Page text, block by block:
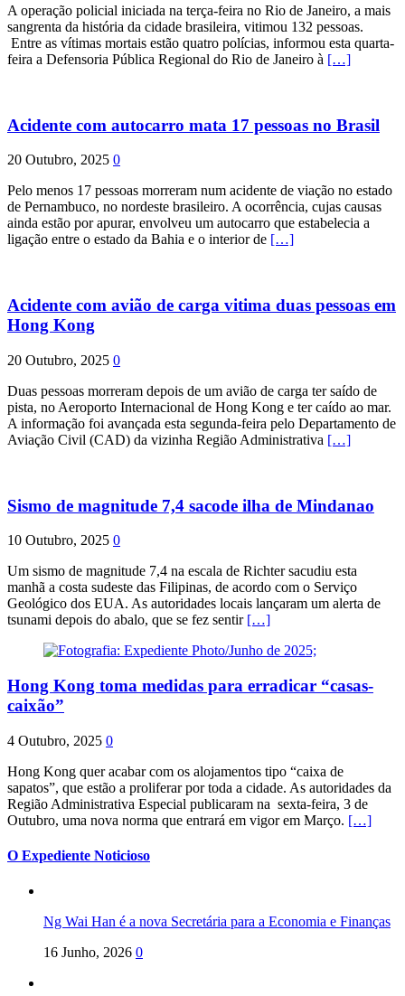
A operação policial iniciada na terça-feira no Rio de Janeiro, a mais
sangrenta da história da cidade brasileira, vitimou 132 pessoas.
Entre as vítimas mortais estão quatro polícias, informou esta quarta-
feira a Defensoria Pública Regional do Rio de Janeiro à […]
Acidente com autocarro mata 17 pessoas no Brasil
20 Outubro, 2025 0
Pelo menos 17 pessoas morreram num acidente de viação no estado
de Pernambuco, no nordeste brasileiro. A ocorrência, cujas causas
ainda estão por apurar, envolveu um autocarro que estabelecia a
ligação entre o estado da Bahia e o interior de […]
Acidente com avião de carga vitima duas pessoas em
Hong Kong
20 Outubro, 2025 0
Duas pessoas morreram depois de um avião de carga ter saído de
pista, no Aeroporto Internacional de Hong Kong e ter caído ao mar.
A informação foi avançada esta segunda-feira pelo Departamento de
Aviação Civil (CAD) da vizinha Região Administrativa […]
Sismo de magnitude 7,4 sacode ilha de Mindanao
10 Outubro, 2025 0
Um sismo de magnitude 7,4 na escala de Richter sacudiu esta
manhã a costa sudeste das Filipinas, de acordo com o Serviço
Geológico dos EUA. As autoridades locais lançaram um alerta de
tsunami depois do abalo, que se fez sentir […]
Hong Kong toma medidas para erradicar “casas-
caixão”
4 Outubro, 2025 0
Hong Kong quer acabar com os alojamentos tipo “caixa de
sapatos”, que estão a proliferar por toda a cidade. As autoridades da
Região Administrativa Especial publicaram na sexta-feira, 3 de
Outubro, uma nova norma que entrará em vigor em Março. […]
O Expediente Noticioso
Ng Wai Han é a nova Secretária para a Economia e Finanças
16 Junho, 2026 0